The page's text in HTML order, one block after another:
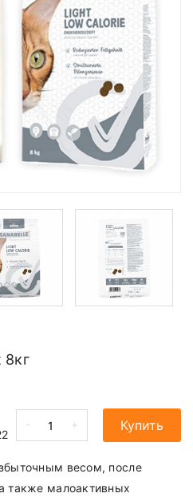
8кг
- + Купить
весом, после
также малоактивных